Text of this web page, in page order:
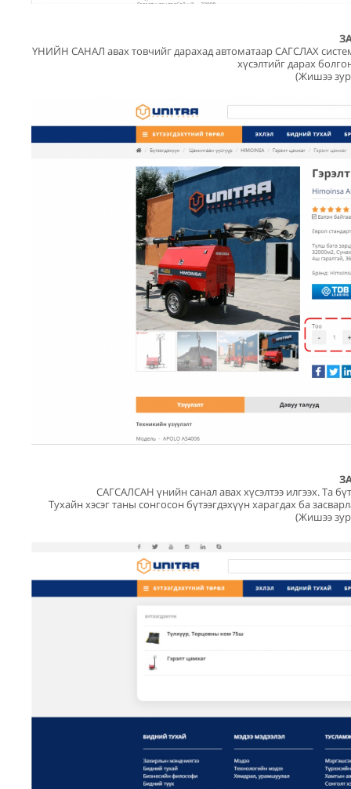
ҮНИЙН САНАЛ авах товчийг дарахад автоматаар САГСЛАХ
хүсэлтийг дарах
(Жишээ
САГСАЛСАН үнийн санал авах хүсэлтээ илгээх. Та
Тухайн хэсэг таны сонгосон бүтээгдэхүүн харагдах ба
(Жишээ